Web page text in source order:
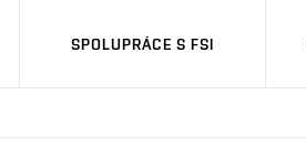
SPOLUPRÁCE S FSI